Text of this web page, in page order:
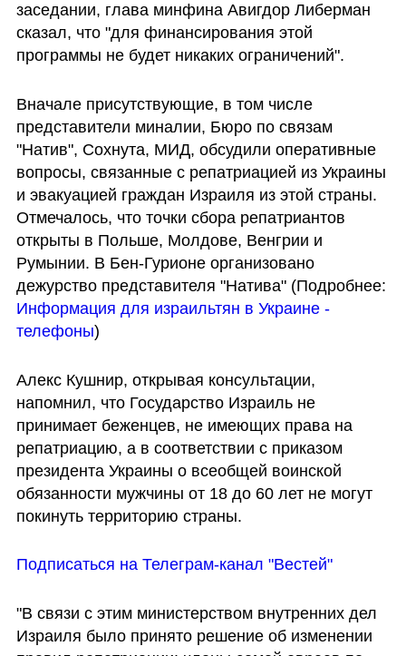
заседании, глава минфина Авигдор Либерман
сказал, что "для финансирования этой
программы не будет никаких ограничений".
Вначале присутствующие, в том числе
представители миналии, Бюро по связам
"Натив", Сохнута, МИД, обсудили оперативные
вопросы, связанные с репатриацией из Украины
и эвакуацией граждан Израиля из этой страны.
Отмечалось, что точки сбора репатриантов
открыты в Польше, Молдове, Венгрии и
Румынии. В Бен-Гурионе организовано
Информация для израильтян в Украине -
телефоны)
Алекс Кушнир, открывая консультации,
напомнил, что Государство Израиль не
принимает беженцев, не имеющих права на
репатриацию, а в соответствии с приказом
президента Украины о всеобщей воинской
обязанности мужчины от 18 до 60 лет не могут
покинуть территорию страны.
Подписаться на Телеграм-канал "Вестей"
"В связи с этим министерством внутренних дел
Израиля было принято решение об изменении